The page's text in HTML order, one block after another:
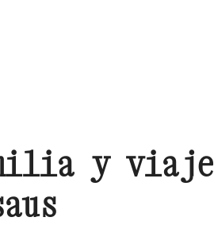
y viaje